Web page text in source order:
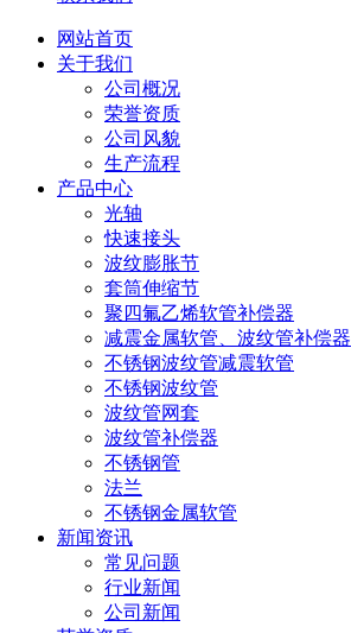
网站首页
关于我们
公司概况
荣誉资质
公司风貌
生产流程
产品中心
光轴
快速接头
波纹膨胀节
套筒伸缩节
聚四氟乙烯软管补偿器
减震金属软管、波纹管补偿器
不锈钢波纹管减震软管
不锈钢波纹管
波纹管网套
波纹管补偿器
不锈钢管
法兰
不锈钢金属软管
新闻资讯
常见问题
行业新闻
公司新闻